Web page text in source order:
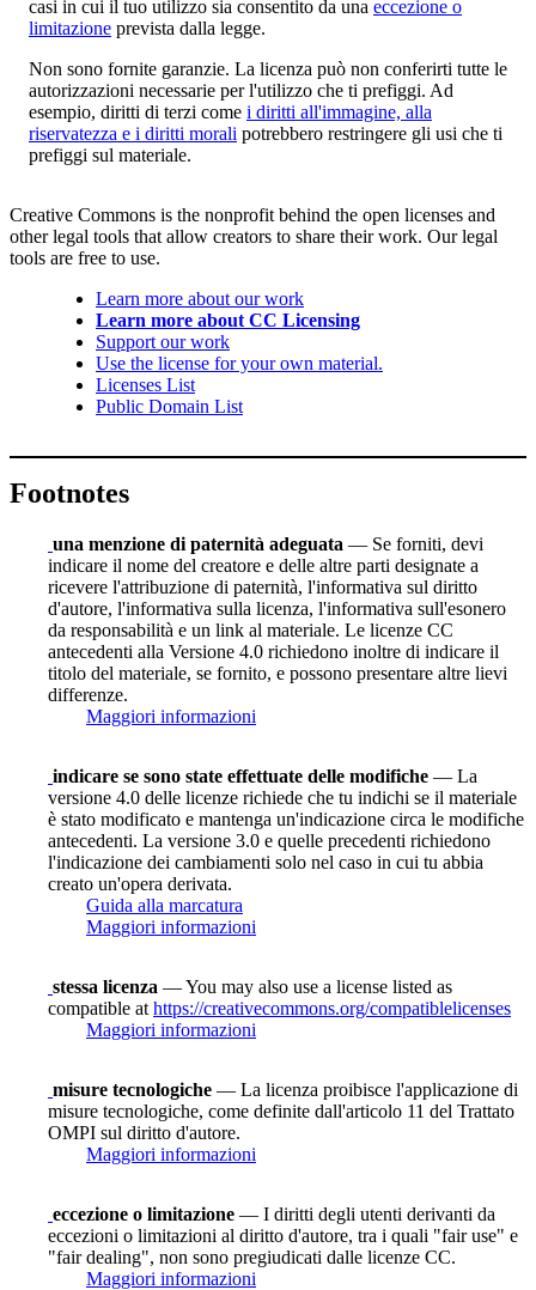
casi in cui il tuo utilizzo sia consentito da una eccezione o
limitazione prevista dalla legge.
Non sono fornite garanzie. La licenza può non conferirti tutte le
autorizzazioni necessarie per l'utilizzo che ti prefiggi. Ad
esempio, diritti di terzi come i diritti all'immagine, alla
riservatezza e i diritti morali potrebbero restringere gli usi che ti
prefiggi sul materiale.
Creative Commons is the nonprofit behind the open licenses and
other legal tools that allow creators to share their work. Our legal
tools are free to use.
Learn more about our work
Learn more about CC Licensing
Support our work
Use the license for your own material.
Licenses List
Public Domain List
Footnotes
una menzione di paternità adeguata — Se forniti, devi
indicare il nome del creatore e delle altre parti designate a
ricevere l'attribuzione di paternità, l'informativa sul diritto
d'autore, l'informativa sulla licenza, l'informativa sull'esonero
da responsabilità e un link al materiale. Le licenze CC
antecedenti alla Versione 4.0 richiedono inoltre di indicare il
titolo del materiale, se fornito, e possono presentare altre lievi
differenze.
Maggiori informazioni
indicare se sono state effettuate delle modifiche — La
versione 4.0 delle licenze richiede che tu indichi se il materiale
è stato modificato e mantenga un'indicazione circa le modifiche
antecedenti. La versione 3.0 e quelle precedenti richiedono
l'indicazione dei cambiamenti solo nel caso in cui tu abbia
creato un'opera derivata.
Guida alla marcatura
Maggiori informazioni
stessa licenza — You may also use a license listed as
compatible at https://creativecommons.org/compatiblelicenses
Maggiori informazioni
misure tecnologiche — La licenza proibisce l'applicazione di
misure tecnologiche, come definite dall'articolo 11 del Trattato
OMPI sul diritto d'autore.
Maggiori informazioni
eccezione o limitazione — I diritti degli utenti derivanti da
eccezioni o limitazioni al diritto d'autore, tra i quali "fair use" e
"fair dealing", non sono pregiudicati dalle licenze CC.
Maggiori informazioni